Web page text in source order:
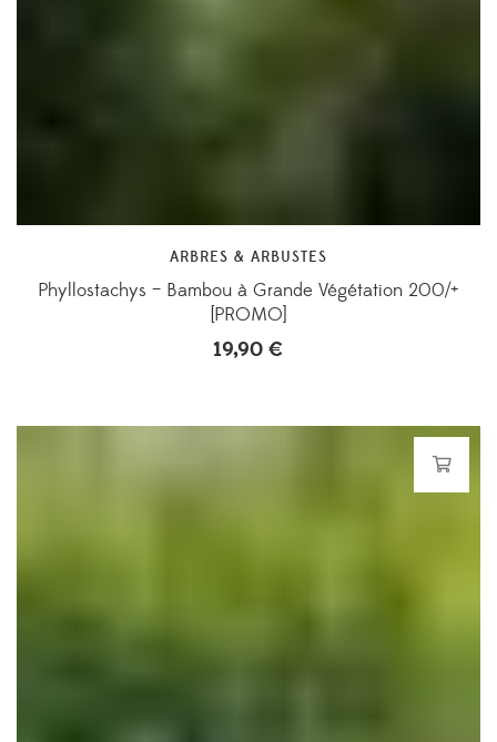
ARBRES & ARBUSTES
Phyllostachys – Bambou à Grande Végétation 200/+
[PROMO]
19,90 €